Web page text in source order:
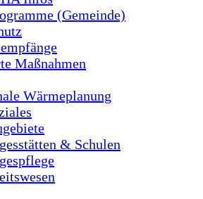
(Gemeinde)
Maßnahmen
Wärmeplanung
& Schulen